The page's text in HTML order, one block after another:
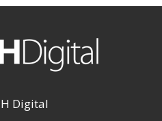
Digital